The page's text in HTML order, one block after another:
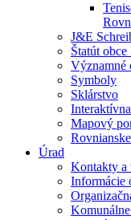
J&E
Štatút
Významné
Symboly
Sklárstvo
Mapový
Úrad
Kontakty a
Informácie